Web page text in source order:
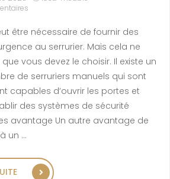
être nécessaire de fournir des
au serrurier. Mais cela ne
vous devez le choisir. Il existe un
de serruriers manuels qui sont
capables d’ouvrir les portes et
des systèmes de sécurité
avantage Un autre avantage de
un …
« SÉCURISER VOTRE MAISON